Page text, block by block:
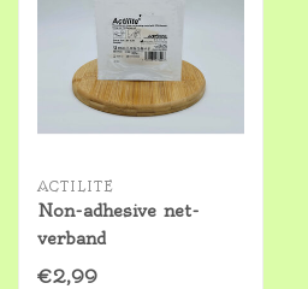
ACTILITE
Non-adhesive net-
verband
€2,99